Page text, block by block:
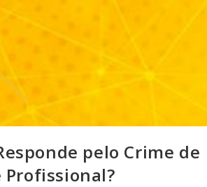
pelo Crime de